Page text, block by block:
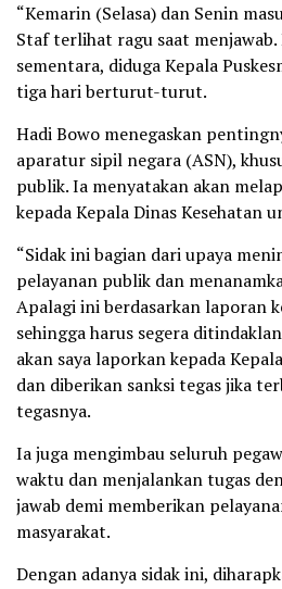
“Kemarin (Selasa) dan Senin
Staf terlihat ragu saat
sementara, diduga Kepala
tiga hari berturut-turut.
Hadi Bowo menegaskan
aparatur sipil negara (ASN),
publik. Ia menyatakan akan
kepada Kepala Dinas Kesehatan
“Sidak ini bagian dari upaya
pelayanan publik dan
Apalagi ini berdasarkan laporan
sehingga harus segera
akan saya laporkan kepada
dan diberikan sanksi tegas jika
tegasnya.
Ia juga mengimbau seluruh
waktu dan menjalankan tugas
jawab demi memberikan
masyarakat.
Dengan adanya sidak ini,